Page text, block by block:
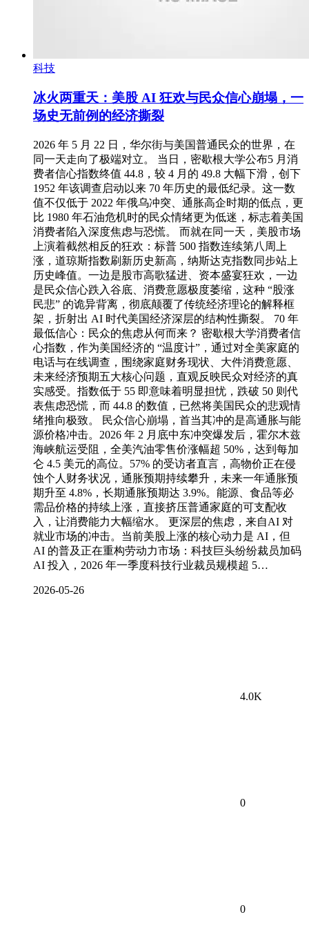
科技
冰火两重天：美股 AI 狂欢与民众信心崩塌，一
场史无前例的经济撕裂
2026 年 5 月 22 日，华尔街与美国普通民众的世界，在
同一天走向了极端对立。 当日，密歇根大学公布5 月消
费者信心指数终值 44.8，较 4 月的 49.8 大幅下滑，创下
1952 年该调查启动以来 70 年历史的最低纪录。这一数
值不仅低于 2022 年俄乌冲突、通胀高企时期的低点，更
比 1980 年石油危机时的民众情绪更为低迷，标志着美国
消费者陷入深度焦虑与恐慌。 而就在同一天，美股市场
上演着截然相反的狂欢：标普 500 指数连续第八周上
涨，道琼斯指数刷新历史新高，纳斯达克指数同步站上
历史峰值。一边是股市高歌猛进、资本盛宴狂欢，一边
是民众信心跌入谷底、消费意愿极度萎缩，这种 “股涨
民悲” 的诡异背离，彻底颠覆了传统经济理论的解释框
架，折射出 AI 时代美国经济深层的结构性撕裂。 70 年
最低信心：民众的焦虑从何而来？ 密歇根大学消费者信
心指数，作为美国经济的 “温度计”，通过对全美家庭的
电话与在线调查，围绕家庭财务现状、大件消费意愿、
未来经济预期五大核心问题，直观反映民众对经济的真
实感受。指数低于 55 即意味着明显担忧，跌破 50 则代
表焦虑恐慌，而 44.8 的数值，已然将美国民众的悲观情
绪推向极致。 民众信心崩塌，首当其冲的是高通胀与能
源价格冲击。2026 年 2 月底中东冲突爆发后，霍尔木兹
海峡航运受阻，全美汽油零售价涨幅超 50%，达到每加
仑 4.5 美元的高位。57% 的受访者直言，高物价正在侵
蚀个人财务状况，通胀预期持续攀升，未来一年通胀预
期升至 4.8%，长期通胀预期达 3.9%。能源、食品等必
需品价格的持续上涨，直接挤压普通家庭的可支配收
入，让消费能力大幅缩水。 更深层的焦虑，来自AI 对
就业市场的冲击。当前美股上涨的核心动力是 AI，但
AI 的普及正在重构劳动力市场：科技巨头纷纷裁员加码
AI 投入，2026 年一季度科技行业裁员规模超 5…
2026-05-26
4.0K
0
0